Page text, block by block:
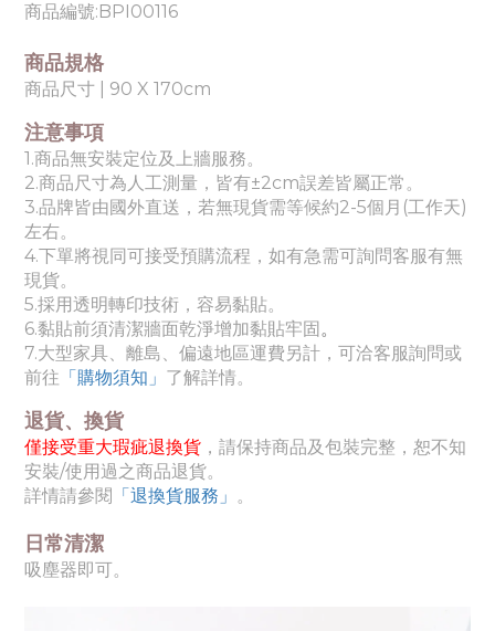
商品編號:BPI00116
商品規格
商品尺寸 | 90 X 170cm
注意事項
1.商品無安裝定位及上牆服務。
2.商品尺寸為人工測量，皆有±2cm誤差皆屬正常。
3.品牌皆由國外直送，若無現貨需等候約2-5個月(工作天)
左右。
4.下單將視同可接受預購流程，如有急需可詢問客服有無
現貨。
5.採用透明轉印技術，容易黏貼。
6.黏貼前須清潔牆面乾淨增加黏貼牢固。
7.大型家具、離島、偏遠地區運費另計，可洽客服詢問或
前往 「購物須知」 了解詳情。
退貨、換貨
僅接受重大瑕疵退換貨 ，請保持商品及包裝完整，恕不知
安裝/使用過之商品退貨。
詳情請參閱 「退換貨服務」 。
日常清潔
吸塵器即可。